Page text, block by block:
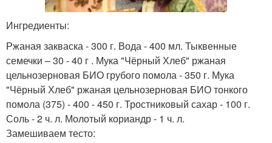
Ингредиенты:
Ржаная закваска - 300 г. Вода - 400 мл. Тыквенные
семечки – 30 - 40 г . Мука "Чёрный Хлеб" ржаная
цельнозерновая БИО грубого помола - 350 г. Мука
"Чёрный Хлеб" ржаная цельнозерновая БИО тонкого
помола (375) - 400 - 450 г. Тростниковый сахар - 100 г.
Соль - 2 ч. л. Молотый кориандр - 1 ч. л.
Замешиваем тесто: